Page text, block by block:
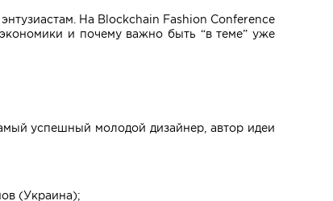
На Blockchain Fashion Conference
и почему важно быть “в теме” уже
успешный молодой дизайнер, автор идеи
(Украина);